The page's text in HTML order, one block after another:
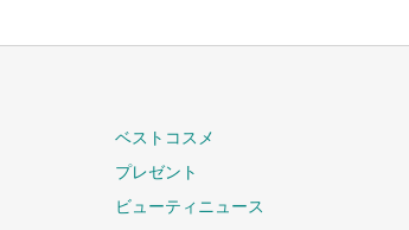
ベストコスメ
プレゼント
ビューティニュース